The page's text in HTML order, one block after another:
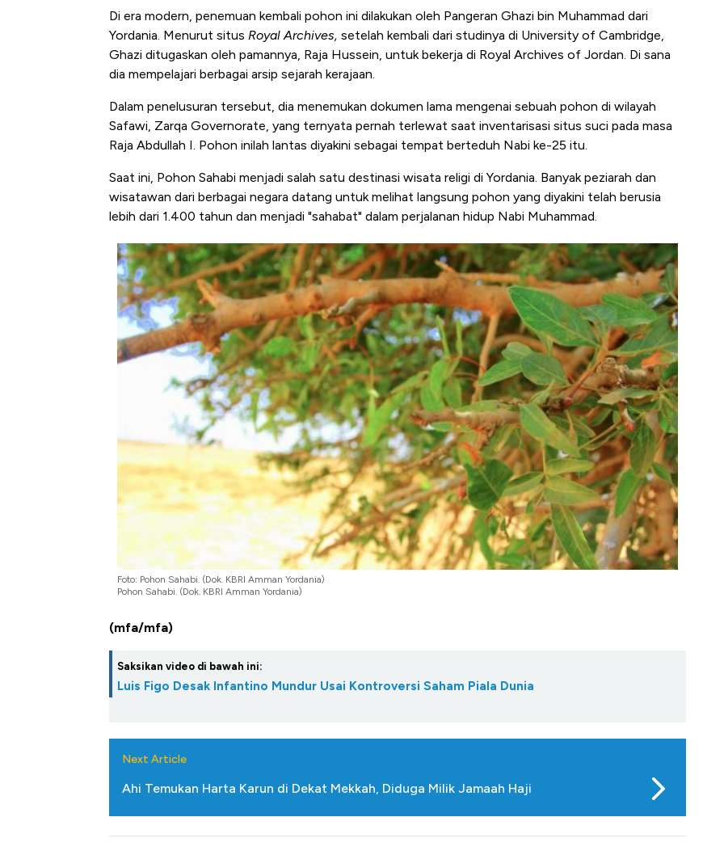
Di era modern, penemuan kembali pohon ini dilakukan oleh Pangeran Ghazi bin Muhammad dari
Yordania. Menurut situs Royal Archives, setelah kembali dari studinya di University of Cambridge,
Ghazi ditugaskan oleh pamannya, Raja Hussein, untuk bekerja di Royal Archives of Jordan. Di sana
dia mempelajari berbagai arsip sejarah kerajaan.
Dalam penelusuran tersebut, dia menemukan dokumen lama mengenai sebuah pohon di wilayah
Safawi, Zarqa Governorate, yang ternyata pernah terlewat saat inventarisasi situs suci pada masa
Raja Abdullah I. Pohon inilah lantas diyakini sebagai tempat berteduh Nabi ke-25 itu.
Saat ini, Pohon Sahabi menjadi salah satu destinasi wisata religi di Yordania. Banyak peziarah dan
wisatawan dari berbagai negara datang untuk melihat langsung pohon yang diyakini telah berusia
lebih dari 1.400 tahun dan menjadi "sahabat" dalam perjalanan hidup Nabi Muhammad.
Foto: Pohon Sahabi. (Dok. KBRI Amman Yordania)
Pohon Sahabi. (Dok. KBRI Amman Yordania)
(mfa/mfa)
Saksikan video di bawah ini:
Luis Figo Desak Infantino Mundur Usai Kontroversi Saham Piala Dunia
Next Article
Ahi Temukan Harta Karun di Dekat Mekkah, Diduga Milik Jamaah Haji